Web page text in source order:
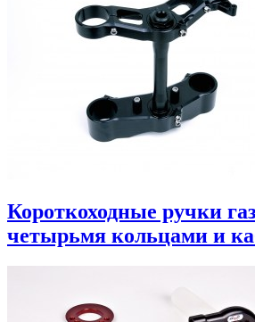
Короткоходные ручки
четырьмя кольцами и